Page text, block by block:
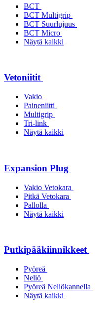
BCT
BCT Multigrip
BCT Suurlujuus
BCT Micro
Näytä kaikki
Vetoniitit
Vakio
Paineniitti
Multigrip
Tri-link
Näytä kaikki
Expansion Plug
Vakio Vetokara
Pitkä Vetokara
Pallolla
Näytä kaikki
Putkipääkiinnikkeet
Pyöreä
Neliö
Pyöreä Neliökannella
Näytä kaikki